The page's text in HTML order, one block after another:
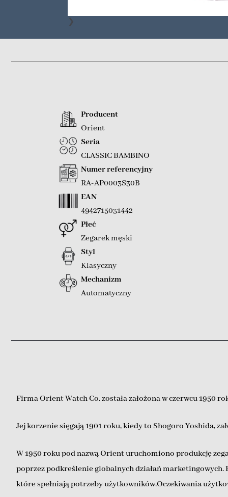
❯
Producent
Orient
Seria
CLASSIC BAMBINO
Numer referencyjny
RA-AP0003S30B
EAN
4942715031442
Płeć
Zegarek męski
Styl
Klasyczny
Mechanizm
Automatyczny
Firma Orient Watch Co. została założona w czerwcu 1950
Jej korzenie sięgają 1901 roku, kiedy to Shogoro Yoshida,
W 1950 roku pod nazwą Orient uruchomiono produkcję
poprzez podkreślenie globalnych działań
które spełniają potrzeby użytkowników.Oczekiwania